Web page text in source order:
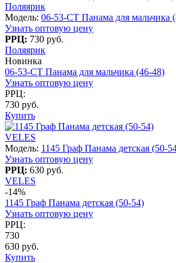
Поляярик
Модель: 06-53-CT Панама для мальчика
Узнать оптовую цену
РРЦ: 730 руб.
Поляярик
Новинка
06-53-CT Панама для мальчика (46-48)
Узнать оптовую цену
РРЦ:
730 руб.
Купить
VELES
Модель: 1145 Граф Панама детская (50-
Узнать оптовую цену
РРЦ: 630 руб.
VELES
-14%
1145 Граф Панама детская (50-54)
Узнать оптовую цену
РРЦ:
730
630 руб.
Купить